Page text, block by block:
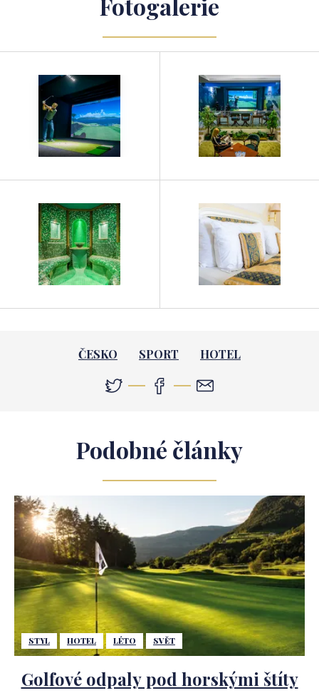
ČESKO SPORT HOTEL
Podobné články
STYL HOTEL LÉTO SVĚT
Golfové odpaly pod horskými štíty